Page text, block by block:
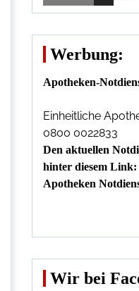
Werbung:
Apotheken-
Einheitliche
0800 0022833
Den aktuellen
hinter diesem Link:
Apotheken
Wir bei